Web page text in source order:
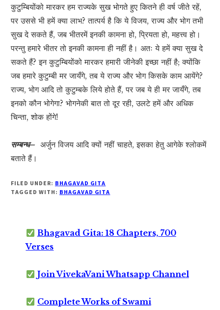
कुटुम्बियोंको मारकर हम राज्यके सुख भोगते हुए कितने ही वर्ष जीते रहें,
पर उससे भी हमें क्या लाभ? तात्पर्य है कि ये विजय, राज्य और भोग तभी
सुख दे सकते हैं, जब भीतरमें इनकी कामना हो, प्रियता हो, महत्त्व हो।
परन्तु हमारे भीतर तो इनकी कामना ही नहीं है। अतः ये हमें क्या सुख दे
सकते हैं? इन कुटुम्बियोंको मारकर हमारी जीनेकी इच्छा नहीं है; क्योंकि
जब हमारे कुटुम्बी मर जायँगे, तब ये राज्य और भोग किसके काम आयेंगे?
राज्य, भोग आदि तो कुटुम्बके लिये होते हैं, पर जब ये ही मर जायँगे, तब
इनको कौन भोगेगा? भोगनेकी बात तो दूर रही, उलटे हमें और अधिक
चिन्ता, शोक होंगे!
सम्बन्ध– अर्जुन विजय आदि क्यों नहीं चाहते, इसका हेतु आगेके श्लोकमें
बताते हैं।
FILED UNDER: BHAGAVAD GITA
TAGGED WITH: BHAGAVAD GITA
Bhagavad Gita: 18 Chapters, 700
Verses
Join VivekaVani Whatsapp Channel
Complete Works of Swami